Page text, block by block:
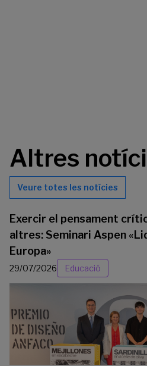
Altres
Veure totes les notícies
Exercir el pensament
altres: Seminari Aspen
Europa»
29/07/2026 Educació